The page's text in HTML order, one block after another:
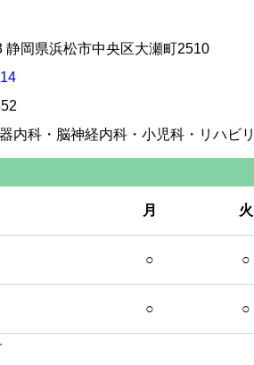
静岡県浜松市中央区大瀬町2510
内科・脳神経内科・小児科・リハビ
月 火
○ ○
○ ○